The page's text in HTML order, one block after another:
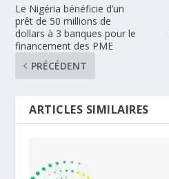
Le Nigéria bénéficie d’un
prêt de 50 millions de
dollars à 3 banques pour le
financement des PME
PRÉCÉDENT
ARTICLES SIMILAIRES